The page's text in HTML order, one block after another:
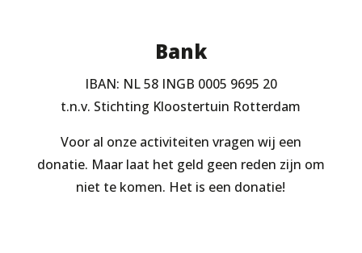
Bank
IBAN: NL 58 INGB 0005 9695 20
t.n.v. Stichting Kloostertuin Rotterdam
Voor al onze activiteiten vragen wij een
donatie. Maar laat het geld geen reden zijn om
niet te komen. Het is een donatie!